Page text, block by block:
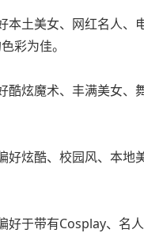
本土美女、网红名人、
彩为佳。
酷炫魔术、丰满美女、
好炫酷、校园风、本地
好于带有Cosplay、名